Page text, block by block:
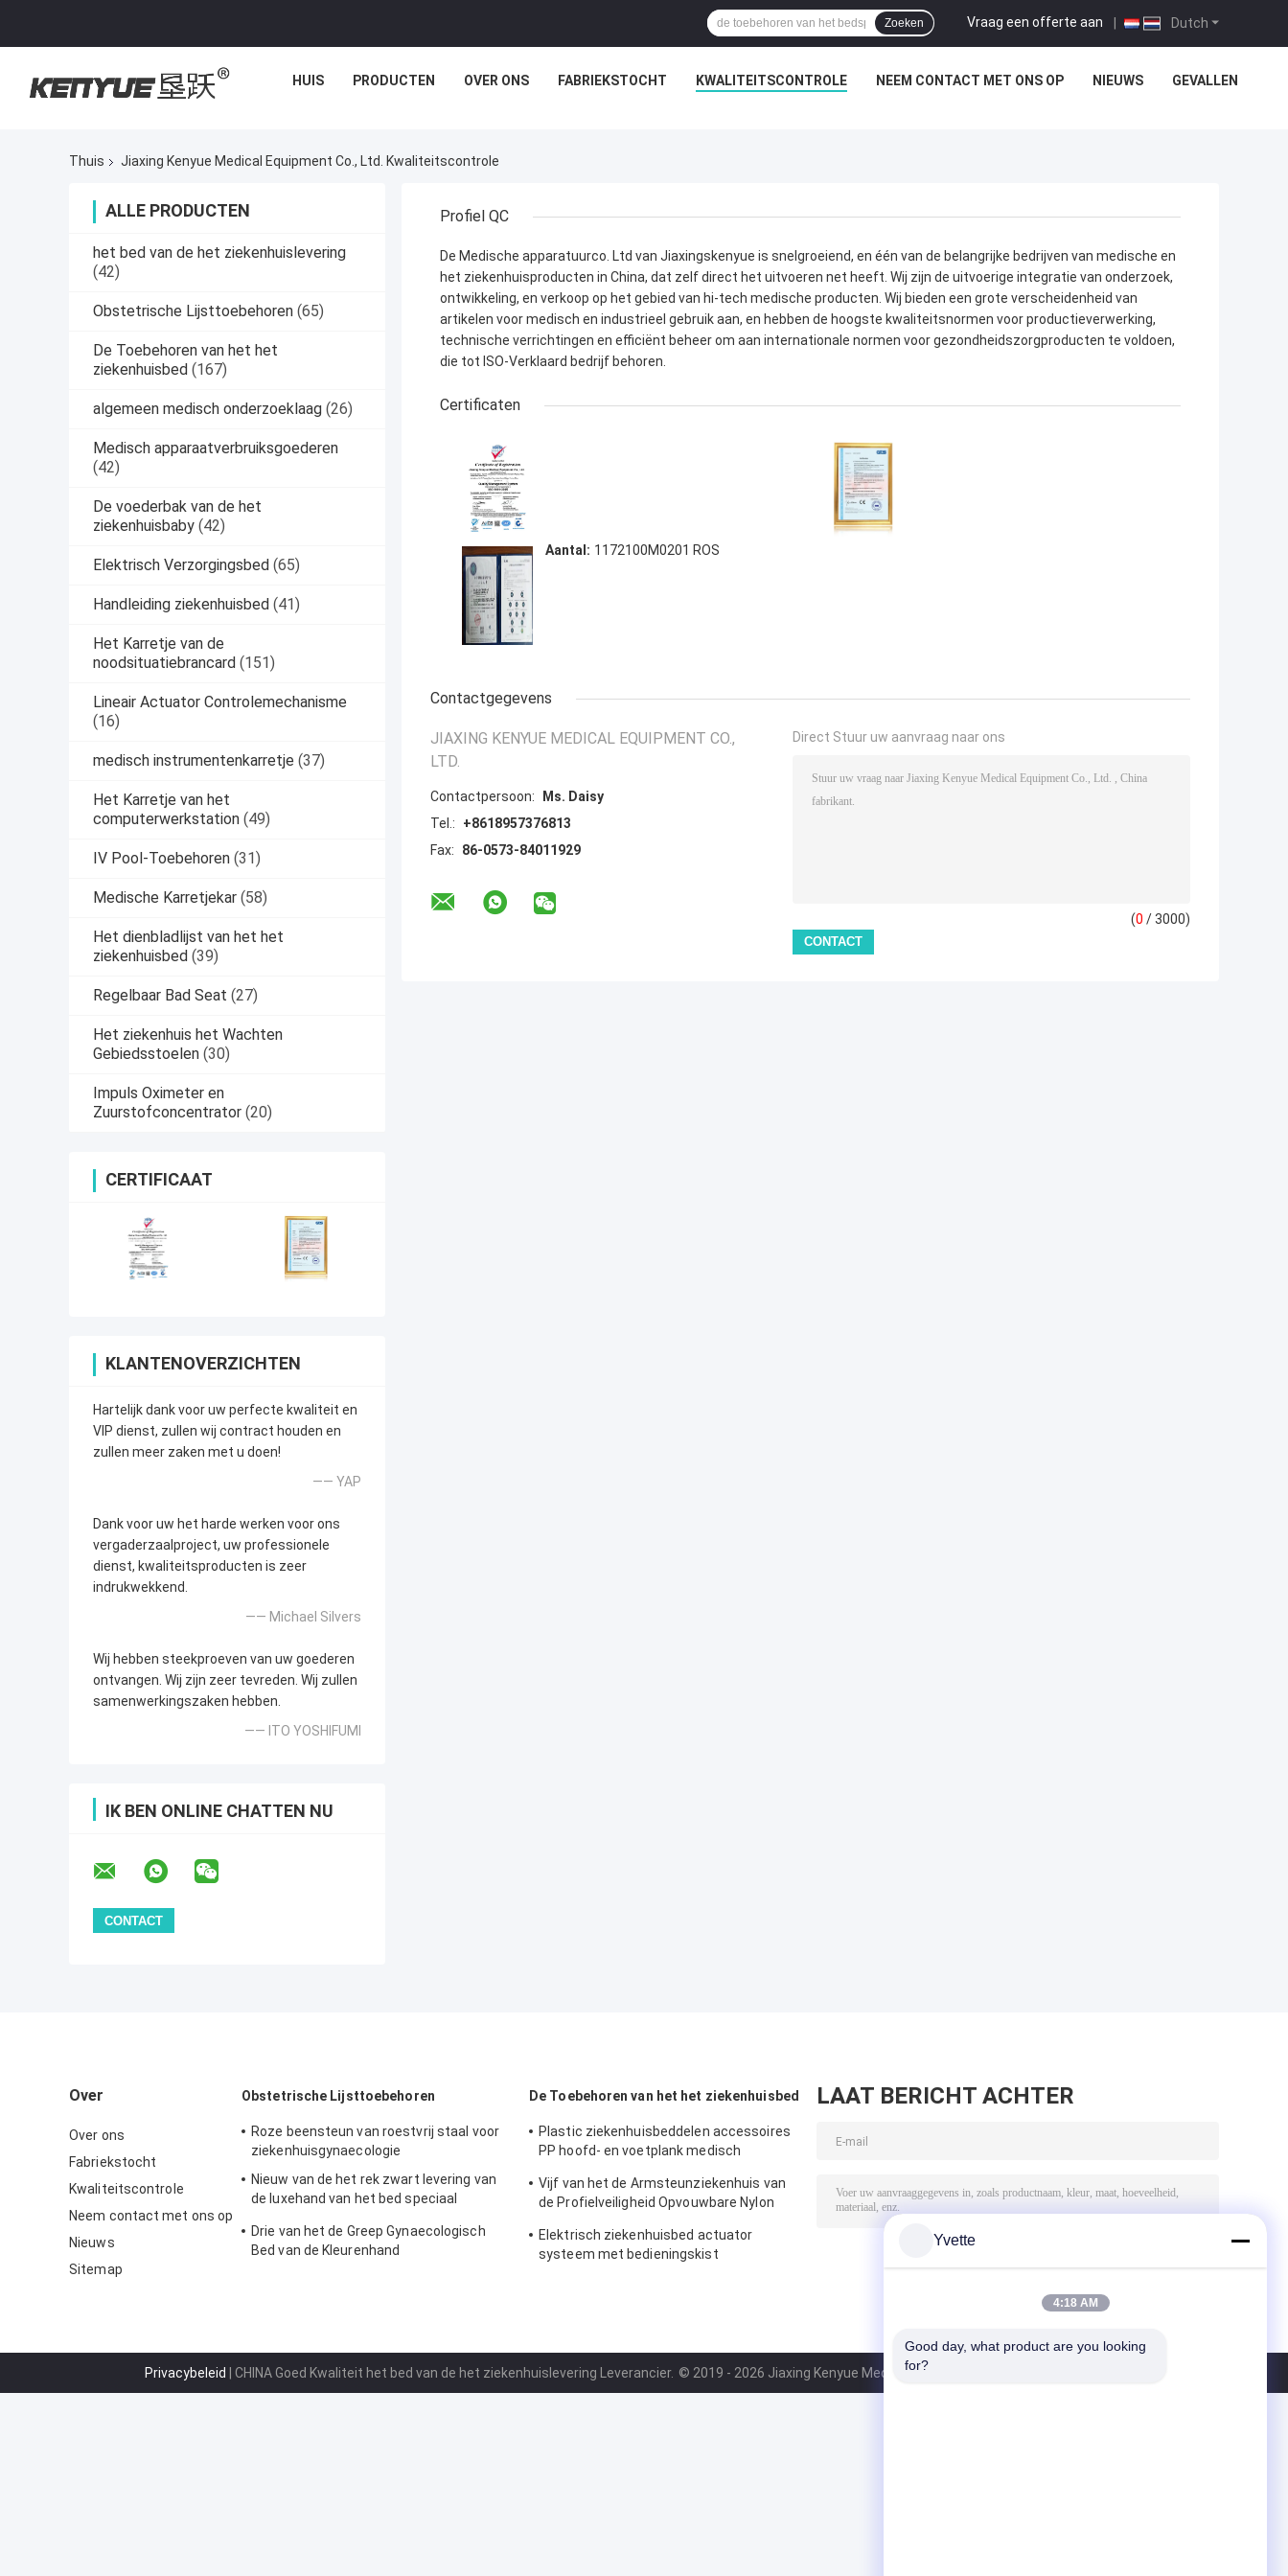
Dutch
Vraag een offerte aan |
Zoeken
HUIS PRODUCTEN OVER ONS FABRIEKSTOCHT KWALITEITSCONTROLE NEEM CONTACT MET ONS OP NIEUWS GEVALLEN
Thuis Jiaxing Kenyue Medical Equipment Co., Ltd. Kwaliteitscontrole
ALLE PRODUCTEN
het bed van de het ziekenhuislevering
(42)
Obstetrische Lijsttoebehoren (65)
De Toebehoren van het het
ziekenhuisbed (167)
algemeen medisch onderzoeklaag (26)
Medisch apparaatverbruiksgoederen
(42)
De voederbak van de het
ziekenhuisbaby (42)
Elektrisch Verzorgingsbed (65)
Handleiding ziekenhuisbed (41)
Het Karretje van de
noodsituatiebrancard (151)
Lineair Actuator Controlemechanisme
(16)
medisch instrumentenkarretje (37)
Het Karretje van het
computerwerkstation (49)
IV Pool-Toebehoren (31)
Medische Karretjekar (58)
Het dienbladlijst van het het
ziekenhuisbed (39)
Regelbaar Bad Seat (27)
Het ziekenhuis het Wachten
Gebiedsstoelen (30)
Impuls Oximeter en
Zuurstofconcentrator (20)
CERTIFICAAT
KLANTENOVERZICHTEN
Hartelijk dank voor uw perfecte kwaliteit en
VIP dienst, zullen wij contract houden en
zullen meer zaken met u doen!
—— YAP
Dank voor uw het harde werken voor ons
vergaderzaalproject, uw professionele
dienst, kwaliteitsproducten is zeer
indrukwekkend.
—— Michael Silvers
Wij hebben steekproeven van uw goederen
ontvangen. Wij zijn zeer tevreden. Wij zullen
samenwerkingszaken hebben.
—— ITO YOSHIFUMI
IK BEN ONLINE CHATTEN NU
Profiel QC
De Medische apparatuurco. Ltd van Jiaxingskenyue is snelgroeiend, en één van de belangrijke bedrijven van medische en
het ziekenhuisproducten in China, dat zelf direct het uitvoeren net heeft. Wij zijn de uitvoerige integratie van onderzoek,
ontwikkeling, en verkoop op het gebied van hi-tech medische producten. Wij bieden een grote verscheidenheid van
artikelen voor medisch en industrieel gebruik aan, en hebben de hoogste kwaliteitsnormen voor productieverwerking,
technische verrichtingen en efficiënt beheer om aan internationale normen voor gezondheidszorgproducten te voldoen,
die tot ISO-Verklaard bedrijf behoren.
Certificaten
Aantal: 1172100M0201 ROS
Contactgegevens
JIAXING KENYUE MEDICAL EQUIPMENT CO.,
LTD.
Contactpersoon:
Ms. Daisy
Tel.:
+8618957376813
Fax:
86-0573-84011929
Direct Stuur uw aanvraag naar ons
(0 / 3000)
Over
Over ons
Fabriekstocht
Kwaliteitscontrole
Neem contact met ons op
Nieuws
Sitemap
Obstetrische Lijsttoebehoren
Roze beensteun van roestvrij staal voor
ziekenhuisgynaecologie
Nieuw van de het rek zwart levering van
de luxehand van het bed speciaal
Drie van het de Greep Gynaecologisch
Bed van de Kleurenhand
De Toebehoren van het het ziekenhuisbed
Plastic ziekenhuisbeddelen accessoires
PP hoofd- en voetplank medisch
Vijf van het de Armsteunziekenhuis van
de Profielveiligheid Opvouwbare Nylon
Elektrisch ziekenhuisbed actuator
systeem met bedieningskist
LAAT BERICHT ACHTER
Privacybeleid | CHINA Goed Kwaliteit het bed van de het ziekenhuislevering Leverancier. © 2019 - 2026 Jiaxing Kenyue Medical Equipment Co., Ltd.. All Rights Reserved.
Yvette
4:18 AM
Good day, what product are you looking
for?